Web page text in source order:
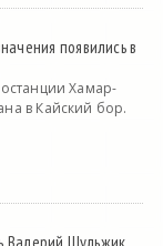
появились в
Хамар-
в Кайский бор.